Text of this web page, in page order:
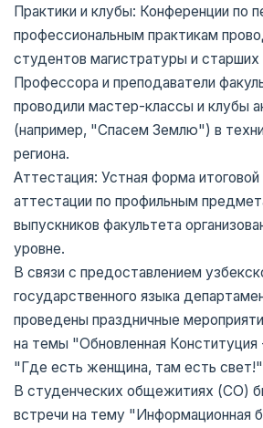
Практики и клубы: Конференции по
профессиональным практикам
студентов магистратуры и старших
Профессора и преподаватели
проводили мастер-классы и клубы
(например, "Спасем Землю") в
региона.
Аттестация: Устная форма итоговой
аттестации по профильным
выпускников факультета
уровне.
В связи с предоставлением
государственного языка
проведены праздничные
на темы "Обновленная Конституция
"Где есть женщина, там есть
В студенческих общежитиях (СО)
встречи на тему "Информационная